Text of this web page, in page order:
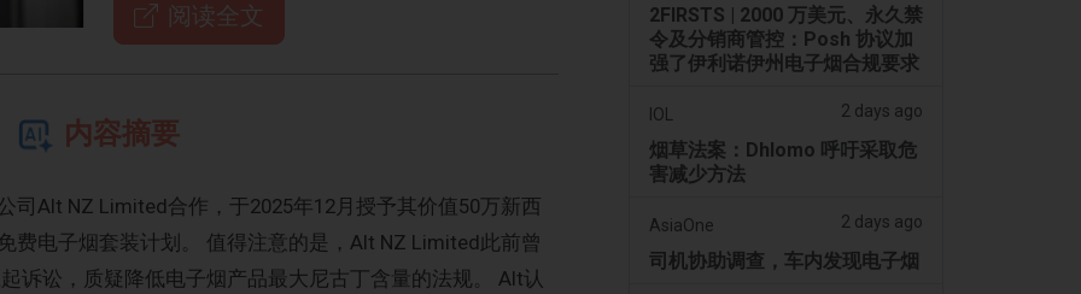
阅读全文
内容摘要
司Alt NZ Limited合作，于2025年12月授予其价值50万新西
费电子烟套装计划。 值得注意的是，Alt NZ Limited此前曾
诉讼，质疑降低电子烟产品最大尼古丁含量的法规。 Alt认
2FIRSTS | 2000 万美元、永久禁
令及分销商管控：Posh 协议加
强了伊利诺伊州电子烟合规要求
IOL 2 days ago
烟草法案：Dhlomo 呼吁采取危
害减少方法
AsiaOne 2 days ago
司机协助调查，车内发现电子烟